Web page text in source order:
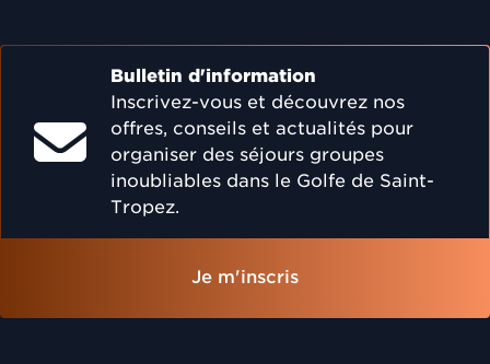
Bulletin d'information
Inscrivez-vous et découvrez nos
offres, conseils et actualités pour
organiser des séjours groupes
inoubliables dans le Golfe de Saint-
Tropez.
Je m'inscris